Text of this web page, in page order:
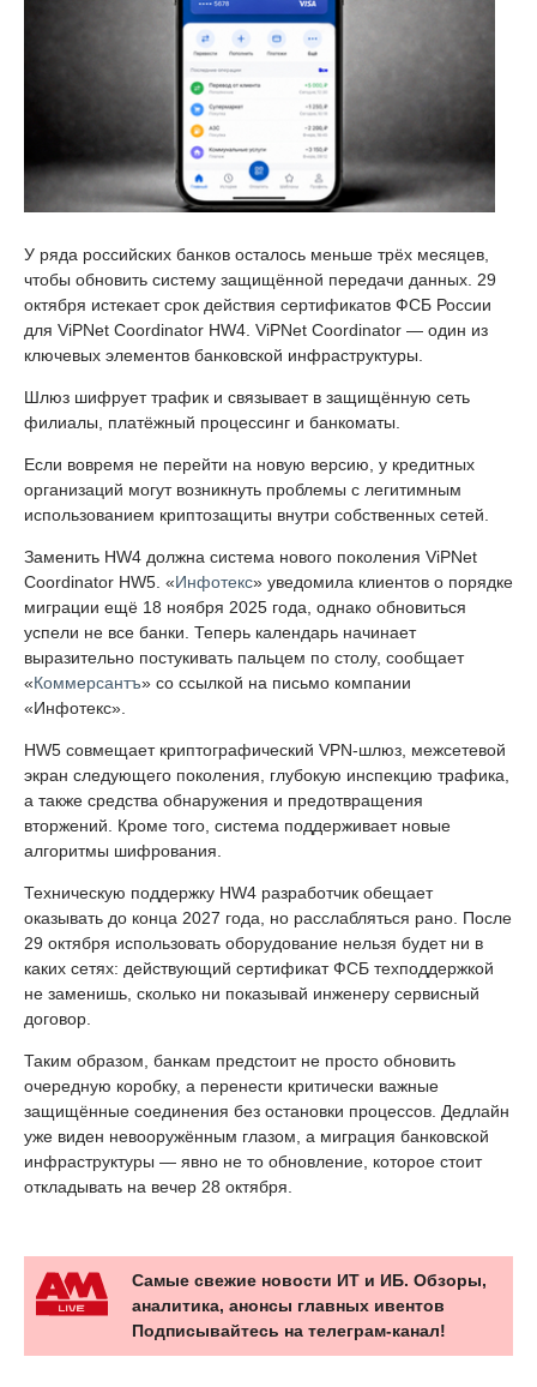
У ряда российских банков осталось меньше трёх месяцев,
чтобы обновить систему защищённой передачи данных. 29
октября истекает срок действия сертификатов ФСБ России
для ViPNet Coordinator HW4. ViPNet Coordinator — один из
ключевых элементов банковской инфраструктуры.
Шлюз шифрует трафик и связывает в защищённую сеть
филиалы, платёжный процессинг и банкоматы.
Если вовремя не перейти на новую версию, у кредитных
организаций могут возникнуть проблемы с легитимным
использованием криптозащиты внутри собственных сетей.
Заменить HW4 должна система нового поколения ViPNet
Coordinator HW5. «Инфотекс» уведомила клиентов о порядке
миграции ещё 18 ноября 2025 года, однако обновиться
успели не все банки. Теперь календарь начинает
выразительно постукивать пальцем по столу, сообщает
«Коммерсантъ» со ссылкой на письмо компании
«Инфотекс».
HW5 совмещает криптографический VPN-шлюз, межсетевой
экран следующего поколения, глубокую инспекцию трафика,
а также средства обнаружения и предотвращения
вторжений. Кроме того, система поддерживает новые
алгоритмы шифрования.
Техническую поддержку HW4 разработчик обещает
оказывать до конца 2027 года, но расслабляться рано. После
29 октября использовать оборудование нельзя будет ни в
каких сетях: действующий сертификат ФСБ техподдержкой
не заменишь, сколько ни показывай инженеру сервисный
договор.
Таким образом, банкам предстоит не просто обновить
очередную коробку, а перенести критически важные
защищённые соединения без остановки процессов. Дедлайн
уже виден невооружённым глазом, а миграция банковской
инфраструктуры — явно не то обновление, которое стоит
откладывать на вечер 28 октября.
Самые свежие новости ИТ и ИБ. Обзоры,
аналитика, анонсы главных ивентов
Подписывайтесь на телеграм-канал!